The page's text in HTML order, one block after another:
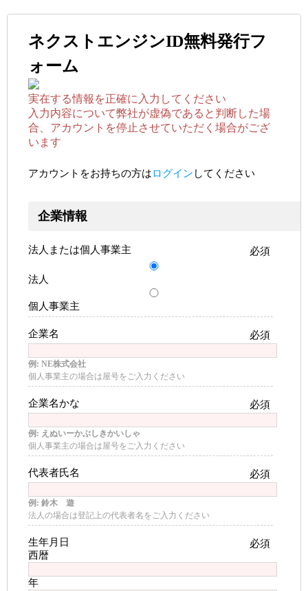
ネクストエンジンID無料発行フ
ォーム
実在する情報を正確に入力してください
入力内容について弊社が虚偽であると判断した場
合、アカウントを停止させていただく場合がござ
います
アカウントをお持ちの方はログイン してください
企業情報
法人または個人事業主 必須
法人
個人事業主
企業名 必須
例: NE株式会社
個人事業主の場合は屋号をご入力ください
企業名かな 必須
例: えぬいーかぶしきかいしゃ
個人事業主の場合は屋号をご入力ください
代表者氏名 必須
例: 鈴木 遊
法人の場合は登記上の代表者名をご入力ください
生年月日
必須
西暦
年